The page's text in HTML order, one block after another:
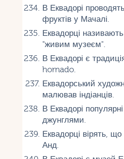
В Еквадорі
фруктів у Мачалі.
Еквадорці
"живим музеєм".
В Еквадорі є
hornado.
Еквадорський
малював індіанців.
В Еквадорі
джунглями.
Еквадорці вірять,
Анд.